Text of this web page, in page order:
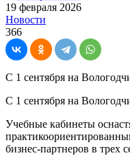
19 февраля 2026
Новости
366
С 1 сентября на
С 1 сентября на
Учебные кабинеты
бизнес-партнеров в трех